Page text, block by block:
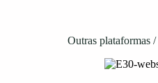
Outras plataformas